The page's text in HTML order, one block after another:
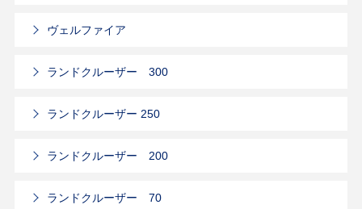
ヴェルファイア
ランドクルーザー 300
ランドクルーザー 250
ランドクルーザー 200
ランドクルーザー 70